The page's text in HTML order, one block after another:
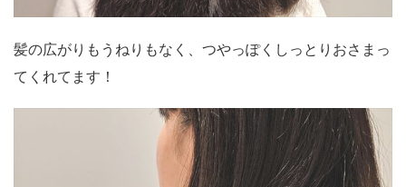
髪の広がりもうねりもなく、つやっぽくしっとりおさまっ
てくれてます！